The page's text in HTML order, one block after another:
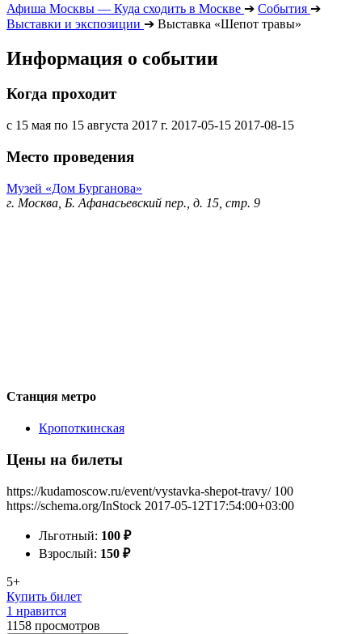
Афиша Москвы — Куда сходить в Москве ➔ События ➔
Выставки и экспозиции ➔ Выставка «Шепот травы»
Информация о событии
Когда проходит
с 15 мая по 15 августа 2017 г. 2017-05-15 2017-08-15
Место проведения
Музей «Дом Бурганова»
г. Москва, Б. Афанасьевский пер., д. 15, стр. 9
Станция метро
Кропоткинская
Цены на билеты
https://kudamoscow.ru/event/vystavka-shepot-travy/ 100
https://schema.org/InStock 2017-05-12T17:54:00+03:00
Льготный: 100 ₽
Взрослый: 150 ₽
5+
Купить билет
1 нравится
1158 просмотров